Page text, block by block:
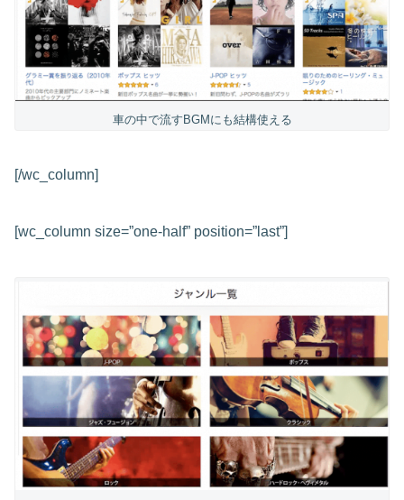
車の中で流すBGMにも結構使える
[/wc_column]
[wc_column size=”one-half” position=”last”]